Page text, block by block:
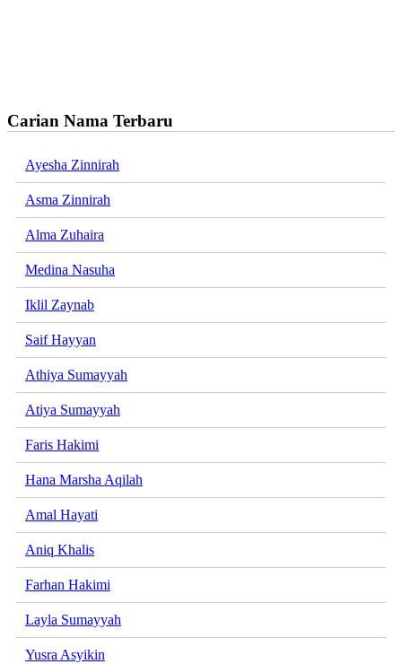
Carian Nama Terbaru
Ayesha Zinnirah
Asma Zinnirah
Alma Zuhaira
Medina Nasuha
Iklil Zaynab
Saif Hayyan
Athiya Sumayyah
Atiya Sumayyah
Faris Hakimi
Hana Marsha Aqilah
Amal Hayati
Aniq Khalis
Farhan Hakimi
Layla Sumayyah
Yusra Asyikin